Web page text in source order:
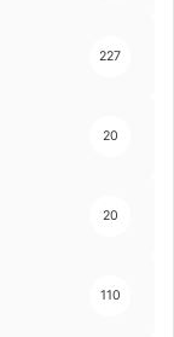
227
20
20
110